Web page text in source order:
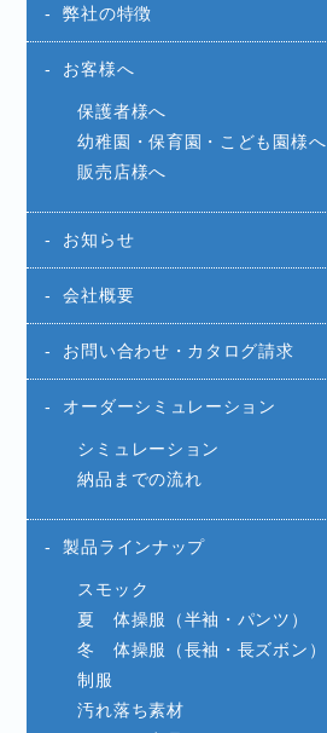
弊社の特徴
お客様へ
保護者様へ
幼稚園・保育園・こども園様へ
販売店様へ
お知らせ
会社概要
お問い合わせ・カタログ請求
オーダーシミュレーション
シミュレーション
納品までの流れ
製品ラインナップ
スモック
夏 体操服（半袖・パンツ）
冬 体操服（長袖・長ズボン）
制服
汚れ落ち素材